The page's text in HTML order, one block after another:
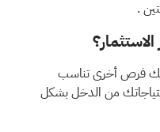
.
فرص أخرى تناسب
من الدخل بشكل